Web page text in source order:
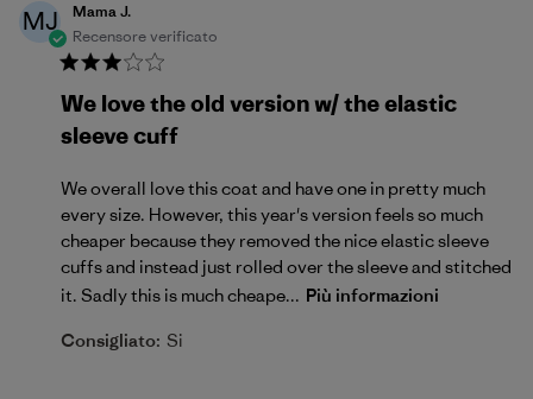
MJ
Mama J.
Recensore verificato
We love the old version w/ the elastic
sleeve cuff
We overall love this coat and have one in pretty much
every size. However, this year's version feels so much
cheaper because they removed the nice elastic sleeve
cuffs and instead just rolled over the sleeve and stitched
it. Sadly this is much cheape... Più informazioni
Consigliato: Si